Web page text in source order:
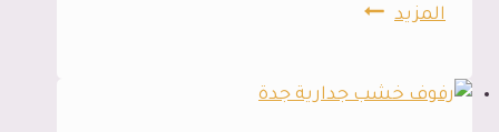
المزيدتركيب
صوت